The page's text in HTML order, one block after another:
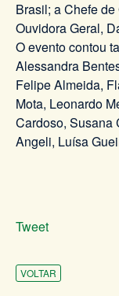
Brasil; a Chefe
Ouvidora Geral,
O evento contou
Alessandra
Felipe Almeida,
Mota, Leonardo
Cardoso, Susana
Angeli, Luísa
Tweet
VOLTAR